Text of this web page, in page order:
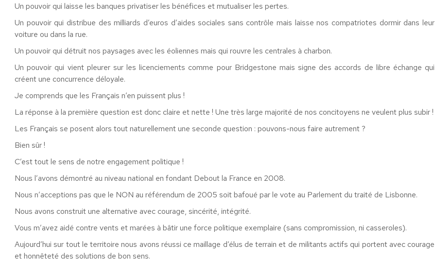
Un pouvoir qui laisse les banques privatiser les bénéfices et mutualiser les pertes.
Un pouvoir qui distribue des milliards d’euros d’aides sociales sans contrôle mais laisse nos compatriotes dormir dans leur
voiture ou dans la rue.
Un pouvoir qui détruit nos paysages avec les éoliennes mais qui rouvre les centrales à charbon.
Un pouvoir qui vient pleurer sur les licenciements comme pour Bridgestone mais signe des accords de libre échange qui
créent une concurrence déloyale.
Je comprends que les Français n’en puissent plus !
La réponse à la première question est donc claire et nette ! Une très large majorité de nos concitoyens ne veulent plus subir !
Les Français se posent alors tout naturellement une seconde question : pouvons-nous faire autrement ?
Bien sûr !
C’est tout le sens de notre engagement politique !
Nous l’avons démontré au niveau national en fondant Debout la France en 2008.
Nous n’acceptions pas que le NON au référendum de 2005 soit bafoué par le vote au Parlement du traité de Lisbonne.
Nous avons construit une alternative avec courage, sincérité, intégrité.
Vous m’avez aidé contre vents et marées à bâtir une force politique exemplaire (sans compromission, ni casseroles).
Aujourd’hui sur tout le territoire nous avons réussi ce maillage d’élus de terrain et de militants actifs qui portent avec courage
et honnêteté des solutions de bon sens.